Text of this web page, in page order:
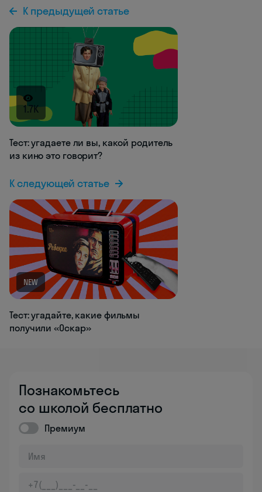
К предыдущей статье
1.7K
Тест: угадаете ли вы, какой родитель
из кино это говорит?
К следующей статье
NEW
Тест: угадайте, какие фильмы
получили «Оскар»
Познакомьтесь
со школой бесплатно
Премиум